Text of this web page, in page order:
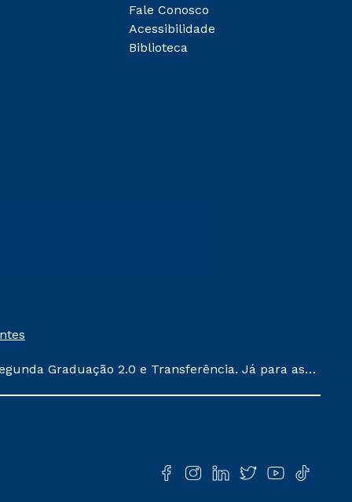
Fale Conosco
Acessibilidade
Biblioteca
Graduação 2.0 e Transferência. Já para as